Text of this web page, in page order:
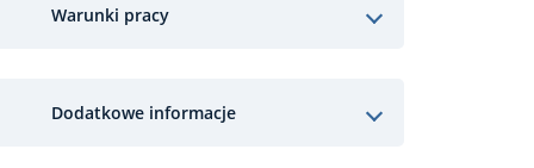
Warunki pracy
Dodatkowe informacje